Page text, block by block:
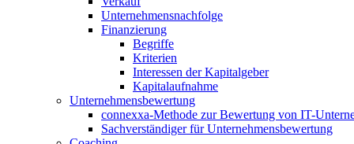
Unternehmensnachfolge
Finanzierung
Begriffe
Kriterien
Interessen der Kapitalgeber
Kapitalaufnahme
Unternehmensbewertung
connexxa-Methode zur Bewertung von IT-
Sachverständiger für Unternehmensbewertung